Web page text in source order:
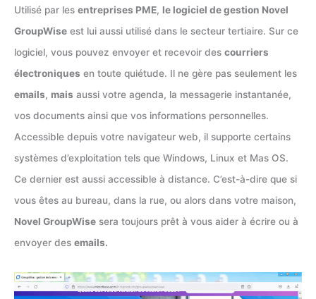
Utilisé par les entreprises PME, le logiciel de gestion Novel
GroupWise est lui aussi utilisé dans le secteur tertiaire. Sur ce
logiciel, vous pouvez envoyer et recevoir des courriers
électroniques en toute quiétude. Il ne gère pas seulement les
emails, mais aussi votre agenda, la messagerie instantanée,
vos documents ainsi que vos informations personnelles.
Accessible depuis votre navigateur web, il supporte certains
systèmes d’exploitation tels que Windows, Linux et Mas OS.
Ce dernier est aussi accessible à distance. C’est-à-dire que si
vous êtes au bureau, dans la rue, ou alors dans votre maison,
Novel GroupWise sera toujours prêt à vous aider à écrire ou à
envoyer des emails.